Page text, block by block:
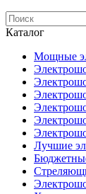
Каталог
Мощные
Лучшие